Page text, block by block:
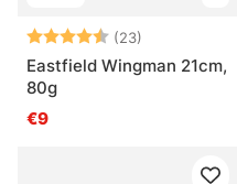
Beoordeling:
(23)
4.7 uit 5
Eastfield Wingman 21cm,
80g
€9